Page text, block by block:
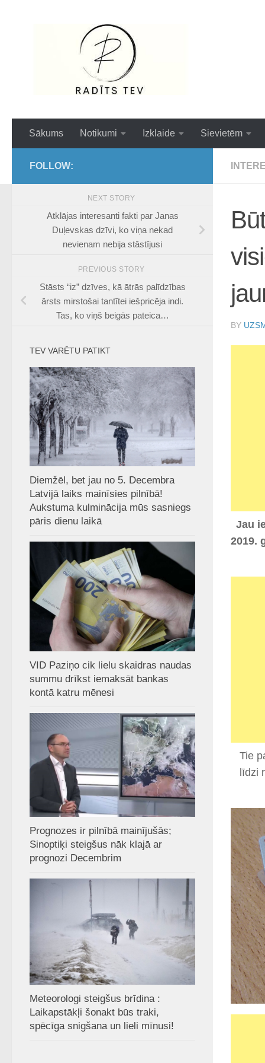
Sākums Notikumi Izklaide Sievietēm
BY
Jau
2019.
Tie
līdzi
FOLLOW:
NEXT STORY
Atklājas interesanti fakti par Janas
Duļevskas dzīvi, ko viņa nekad
nevienam nebija stāstījusi
PREVIOUS STORY
Stāsts “iz” dzīves, kā ātrās palīdzības
ārsts mirstošai tantītei iešpricēja indi.
Tas, ko viņš beigās pateica…
TEV VARĒTU PATIKT
Diemžēl, bet jau no 5. Decembra
Latvijā laiks mainīsies pilnībā!
Aukstuma kulminācija mūs sasniegs
pāris dienu laikā
VID Paziņo cik lielu skaidras naudas
summu drīkst iemaksāt bankas
kontā katru mēnesi
Prognozes ir pilnībā mainījušās;
Sinoptiķi steigšus nāk klajā ar
prognozi Decembrim
Meteorologi steigšus brīdina :
Laikapstākļi šonakt būs traki,
spēcīga snigšana un lieli mīnusi!